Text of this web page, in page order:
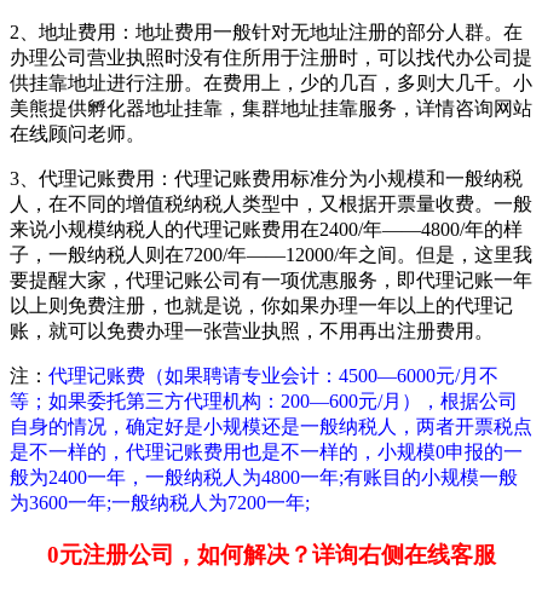
2、地址费用：地址费用一般针对无地址注册的部分人群。在
办理公司营业执照时没有住所用于注册时，可以找代办公司提
供挂靠地址进行注册。在费用上，少的几百，多则大几千。小
美熊提供孵化器地址挂靠，集群地址挂靠服务，详情咨询网站
在线顾问老师。
3、代理记账费用：代理记账费用标准分为小规模和一般纳税
人，在不同的增值税纳税人类型中，又根据开票量收费。一般
来说小规模纳税人的代理记账费用在2400/年——4800/年的样
子，一般纳税人则在7200/年——12000/年之间。但是，这里我
要提醒大家，代理记账公司有一项优惠服务，即代理记账一年
以上则免费注册，也就是说，你如果办理一年以上的代理记
账，就可以免费办理一张营业执照，不用再出注册费用。
注： 代理记账费（如果聘请专业会计：4500—6000元/月不
等；如果委托第三方代理机构：200—600元/月），根据公司
自身的情况，确定好是小规模还是一般纳税人，两者开票税点
是不一样的，代理记账费用也是不一样的，小规模0申报的一
般为2400一年，一般纳税人为4800一年;有账目的小规模一般
为3600一年;一般纳税人为7200一年;
0元注册公司，如何解决？详询右侧在线客服